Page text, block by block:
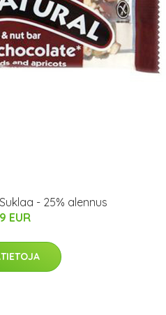
- 25% alennus
EUR